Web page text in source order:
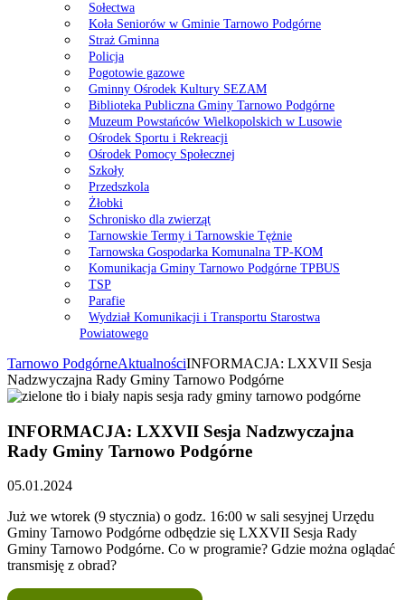
Sołectwa
Koła Seniorów w Gminie Tarnowo Podgórne
Straż Gminna
Policja
Pogotowie gazowe
Gminny Ośrodek Kultury SEZAM
Biblioteka Publiczna Gminy Tarnowo Podgórne
Muzeum Powstańców Wielkopolskich w Lusowie
Ośrodek Sportu i Rekreacji
Ośrodek Pomocy Społecznej
Szkoły
Przedszkola
Żłobki
Schronisko dla zwierząt
Tarnowskie Termy i Tarnowskie Tężnie
Tarnowska Gospodarka Komunalna TP-KOM
Komunikacja Gminy Tarnowo Podgórne TPBUS
TSP
Parafie
Wydział Komunikacji i Transportu Starostwa
Powiatowego
Tarnowo PodgórneAktualnościINFORMACJA: LXXVII Sesja
Nadzwyczajna Rady Gminy Tarnowo Podgórne
INFORMACJA: LXXVII Sesja Nadzwyczajna
Rady Gminy Tarnowo Podgórne
05.01.2024
Już we wtorek (9 stycznia) o godz. 16:00 w sali sesyjnej Urzędu
Gminy Tarnowo Podgórne odbędzie się LXXVII Sesja Rady
Gminy Tarnowo Podgórne. Co w programie? Gdzie można oglądać
transmisję z obrad?